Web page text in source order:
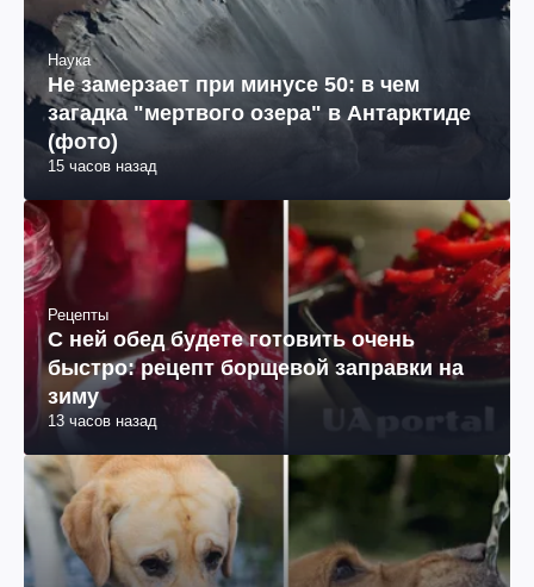
Наука
Не замерзает при минусе 50: в чем
загадка "мертвого озера" в Антарктиде
(фото)
15 часов назад
Рецепты
С ней обед будете готовить очень
быстро: рецепт борщевой заправки на
зиму
13 часов назад